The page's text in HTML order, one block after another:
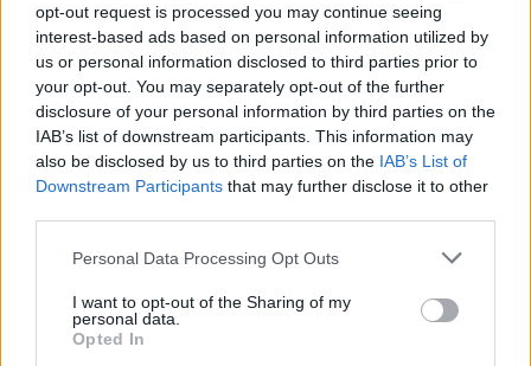
opt-out request is processed you may continue seeing
interest-based ads based on personal information utilized by
us or personal information disclosed to third parties prior to
your opt-out. You may separately opt-out of the further
disclosure of your personal information by third parties on the
IAB’s list of downstream participants. This information may
also be disclosed by us to third parties on the IAB’s List of
Downstream Participants that may further disclose it to other
Please note that this website/app uses one or more Google
not limited to your visit or usage behaviour. You may click to
grant or deny consent to Google and its third-party tags to
use your data for below specified purposes in below Google
Personal Data Processing Opt Outs
I want to opt-out of the Sharing of my
personal data.
Opted In
cliccandoqui
Sei già abbonato?
Puoi effettuare l'accesso andando nella
sezioneLogindal menù del sito o
cliccandoqui
TEMI: Mutui Sardegna Roberto Li Gioi